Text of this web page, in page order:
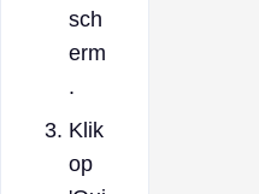
sch
erm
.
Klik
op